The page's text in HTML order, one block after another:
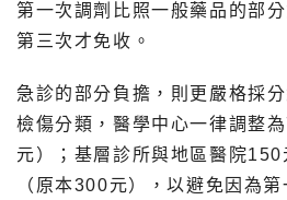
第一次調劑比照一般藥品的部
第三次才免收。
急診的部分負擔，則更嚴格採
檢傷分類，醫學中心一律調整
元）；基層診所與地區醫院
（原本300元），以避免因為